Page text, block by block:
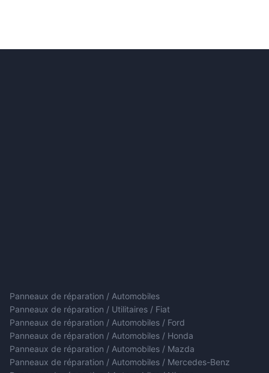
Panneaux de réparation / Automobiles
Panneaux de réparation / Utilitaires / Fiat
Panneaux de réparation / Automobiles / Ford
Panneaux de réparation / Automobiles / Honda
Panneaux de réparation / Automobiles / Mazda
Panneaux de réparation / Automobiles / Mercedes-Benz